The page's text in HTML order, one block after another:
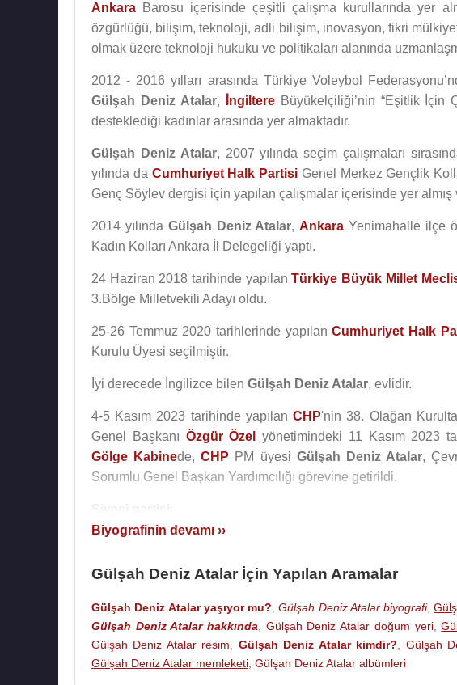
Ankara Barosu içerisinde çeşitli çalışma kurullarında yer
özgürlüğü, bilişim, teknoloji, adli bilişim, inovasyon, fikri
olmak üzere teknoloji hukuku ve politikaları alanında
2012 - 2016 yılları arasında Türkiye Voleybol
Gülşah Deniz Atalar, İngiltereBüyükelçiliği’nin “Eşitlik İçin
desteklediği kadınlar arasında yer almaktadır.
Gülşah Deniz Atalar, 2007 yılında seçim çalışmaları
yılında da Cumhuriyet Halk Partisi Genel Merkez Gençlik
Genç Söylev dergisi için yapılan çalışmalar içerisinde yer almış
2014 yılında Gülşah Deniz Atalar,Ankara Yenimahalle ilçe
Kadın Kolları Ankara İl Delegeliği yaptı.
24 Haziran 2018 tarihinde yapılanTürkiye Büyük Millet
3.Bölge Milletvekili Adayı oldu.
25-26 Temmuz 2020 tarihlerinde yapılanCumhuriyet Halk
Kurulu Üyesi seçilmiştir.
İyi derecede İngilizce bilen Gülşah Deniz Atalar, evlidir.
4-5 Kasım 2023 tarihinde yapılanCHP'nin 38. Olağan
Genel Başkanı Özgür Özel
yönetimindeki 11 Kasım 2023
Gölge Kabinede,CHP PM üyesi Gülşah Deniz Atalar,
Sorumlu Genel Başkan Yardımcılığı görevine getirildi.
Cumhuriyet Halk Partisi
Kaynak:Biyografiler.com
Biyografinin devamı ››
Gülşah Deniz Atalar İçin Yapılan Aramalar
Gülşah Deniz Atalar yaşıyor mu? ,Gülşah Deniz Atalar biyografi,
Gülşah Deniz Atalar hakkında
Gülşah Deniz Atalar doğum yeri,
Gülşah Deniz Atalar resim
Gülşah Deniz Atalar kimdir? Gülşah
Gülşah Deniz Atalar memleketi Gülşah Deniz Atalar albümleri